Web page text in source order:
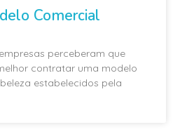
Comercial
perceberam que
contratar uma modelo
estabelecidos pela